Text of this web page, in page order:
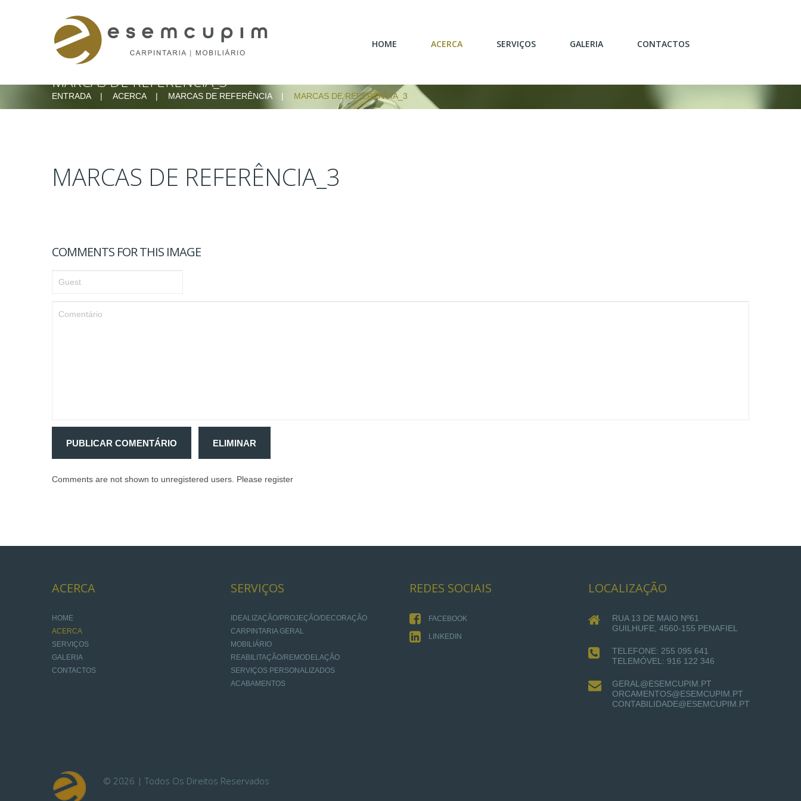
HOME ACERCA
SOBRE NÓS
SERVIÇOS
IDEALIZAÇÃO/PROJEÇÃO/DECORAÇÃO
GALERIA
CATÁLOGO
CONTACTOS
CHAT BUTTON
MARCAS DE REFERÊNCIA_3
ENTRADA ACERCA MARCAS DE REFERÊNCIA MARCAS DE REFERÊNCIA_3
MARCAS DE REFERÊNCIA_3
COMMENTS FOR THIS IMAGE
PUBLICAR COMENTÁRIO ELIMINAR
Comments are not shown to unregistered users. Please register
ACERCA
HOME
ACERCA
SERVIÇOS
GALERIA
CONTACTOS
SERVIÇOS
IDEALIZAÇÃO/PROJEÇÃO/DECORAÇÃO
CARPINTARIA GERAL
MOBILIÁRIO
REABILITAÇÃO/REMODELAÇÃO
SERVIÇOS PERSONALIZADOS
ACABAMENTOS
REDES SOCIAIS
FACEBOOK
LINKEDIN
LOCALIZAÇÃO
RUA 13 DE MAIO Nº61
GUILHUFE, 4560-155 PENAFIEL
TELEFONE: 255 095 641
TELEMÓVEL: 916 122 346
GERAL@ESEMCUPIM.PT
ORCAMENTOS@ESEMCUPIM.PT
CONTABILIDADE@ESEMCUPIM.PT
© 2026 Todos Os Direitos Reservados